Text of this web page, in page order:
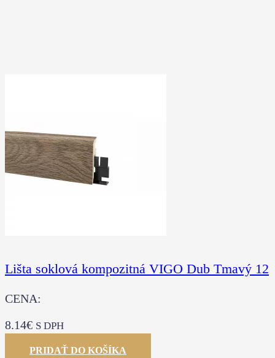
Lišta soklová kompozitná VIGO Dub Tmavý 12
CENA:
8.14€ S DPH
PRIDAŤ DO KOŠÍKA